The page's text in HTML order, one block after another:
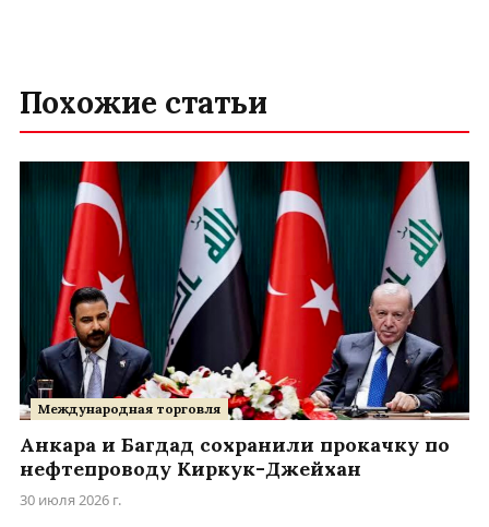
Похожие статьи
Международная торговля
Анкара и Багдад сохранили прокачку по
нефтепроводу Киркук-Джейхан
30 июля 2026 г.